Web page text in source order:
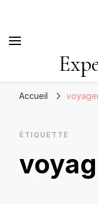
Accueil
ÉTIQUETTE